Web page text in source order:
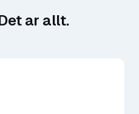
ar allt.